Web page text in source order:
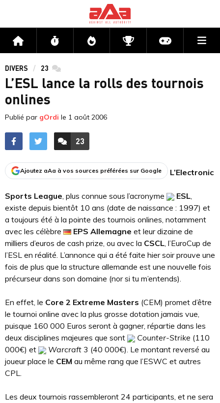
Accueil Flux Directs CompétitionsActu jeux
DIVERS 23 commentaires
L’ESL lance la rolls des tournois
onlines
Publié par gOrdi le 1 août 2006
ACCÉDER AUX
23
COMMENTAIRES
Ajoutez aAa à vos sources préférées sur Google L’Electronic
Sports League, plus connue sous l’acronyme ESL,
existe depuis bientôt 10 ans (date de naissance : 1997) et
a toujours été à la pointe des tournois onlines, notamment
avec les célèbre
EPS Allemagne et leur dizaine de
milliers d’euros de cash prize, ou avec la CSCL, l’EuroCup de
l’ESL en réalité. L’annonce qui a été faite hier soir prouve une
fois de plus que la structure allemande est une nouvelle fois
précurseur dans son domaine (nor si tu m’entends).
En effet, le Core 2 Extreme Masters (CEM) promet d’être
le tournoi online avec la plus grosse dotation jamais vue,
puisque 160 000 Euros seront à gagner, répartie dans les
deux disciplines majeures que sont
Counter-Strike (110
000€) et
Warcraft 3 (40 000€). Le montant reversé au
joueur place le CEM au même rang que l’ESWC et autres
CPL.
Les deux tournois rassembleront 24 participants, et ne sera